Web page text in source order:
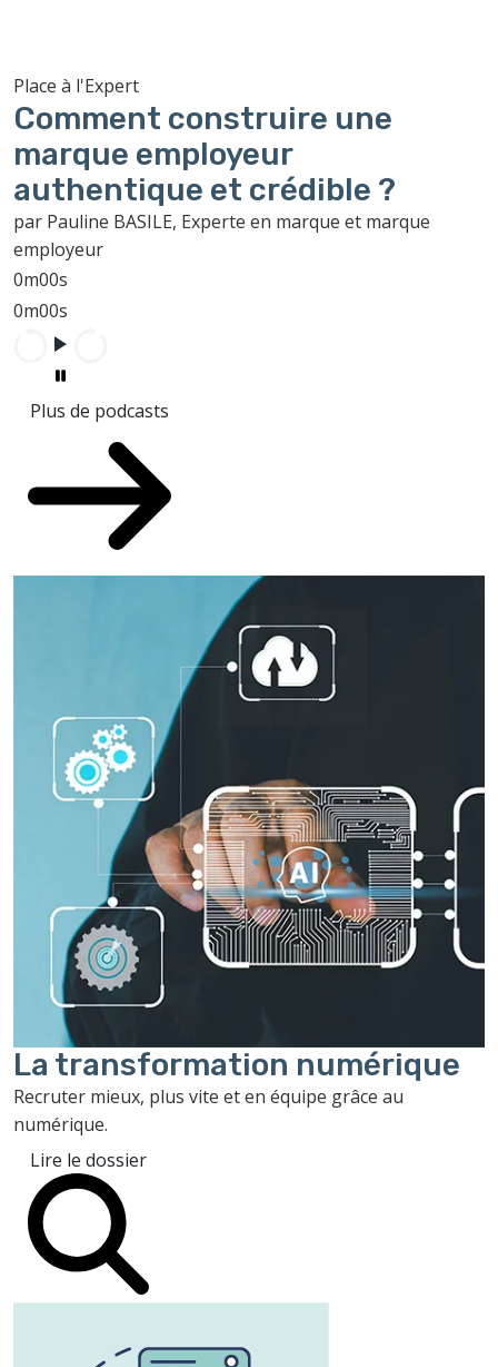
Place à l'Expert
Comment construire une
marque employeur
authentique et crédible ?
par Pauline BASILE, Experte en marque et marque
employeur
0m00s
0m00s
Plus de podcasts
La transformation numérique
Recruter mieux, plus vite et en équipe grâce au
numérique.
Lire le dossier